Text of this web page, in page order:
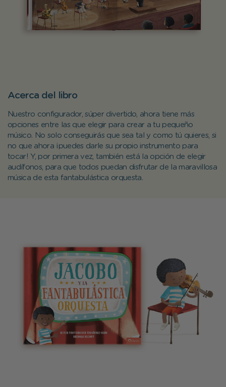
Acerca del libro
Nuestro configurador, súper divertido, ahora tiene más
opciones entre las que elegir para crear a tu pequeño
músico. No solo conseguirás que sea tal y como tú quieres, si
no que ahora ¡puedes darle su propio instrumento para
tocar! Y, por primera vez, también está la opción de elegir
audífonos, para que todos puedan disfrutar de la maravillosa
música de esta fantabulástica orquesta.